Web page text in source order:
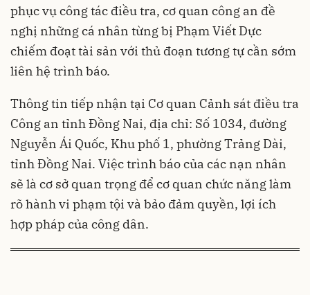
phục vụ công tác điều tra, cơ quan công an đề
nghị những cá nhân từng bị Phạm Viết Dực
chiếm đoạt tài sản với thủ đoạn tương tự cần sớm
liên hệ trình báo.
Thông tin tiếp nhận tại Cơ quan Cảnh sát điều tra
Công an tỉnh Đồng Nai, địa chỉ: Số 1034, đường
Nguyễn Ái Quốc, Khu phố 1, phường Trảng Dài,
tỉnh Đồng Nai. Việc trình báo của các nạn nhân
sẽ là cơ sở quan trọng để cơ quan chức năng làm
rõ hành vi phạm tội và bảo đảm quyền, lợi ích
hợp pháp của công dân.